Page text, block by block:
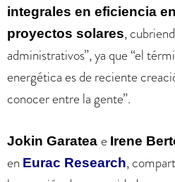
integrales en eficiencia
proyectos solares,
administrativos”, ya que “el
energética es de reciente
conocer entre la gente”.
Jokin Garatea e Irene
en Eurac Research,